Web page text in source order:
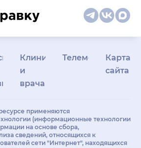
Клиникам
и
врачам
Телемедицина
Карта
сайта
применяются
(информационные технологии
на основе сбора,
сведений, относящихся к
сети "Интернет", находящихся